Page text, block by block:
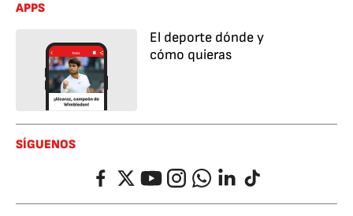
APPS
El deporte dónde y
cómo quieras
SÍGUENOS
FacebookTwitterYouTubeInstagramWhatsappLinkedIn
TikTok